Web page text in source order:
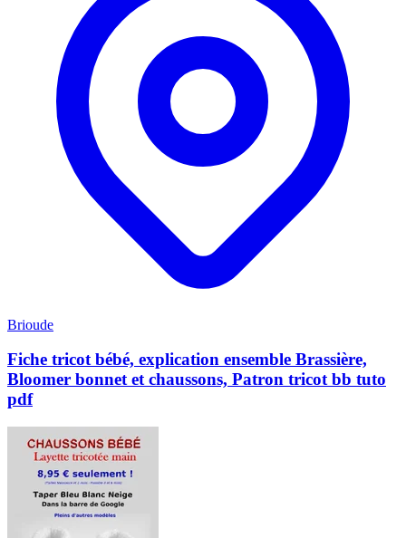
Brioude
Fiche tricot bébé, explication ensemble Brassière,
Bloomer bonnet et chaussons, Patron tricot bb tuto
pdf